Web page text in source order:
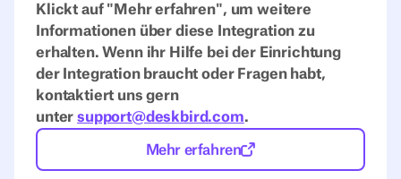
Klickt auf "Mehr erfahren", um weitere
Informationen über diese Integration zu
erhalten. Wenn ihr Hilfe bei der Einrichtung
der Integration braucht oder Fragen habt,
kontaktiert uns gern
untersupport@deskbird.com.
Mehr erfahren